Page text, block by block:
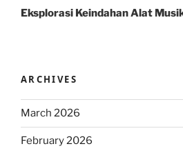
Post
Eksplorasi Keindahan Alat
ARCHIVES
March 2026
February 2026